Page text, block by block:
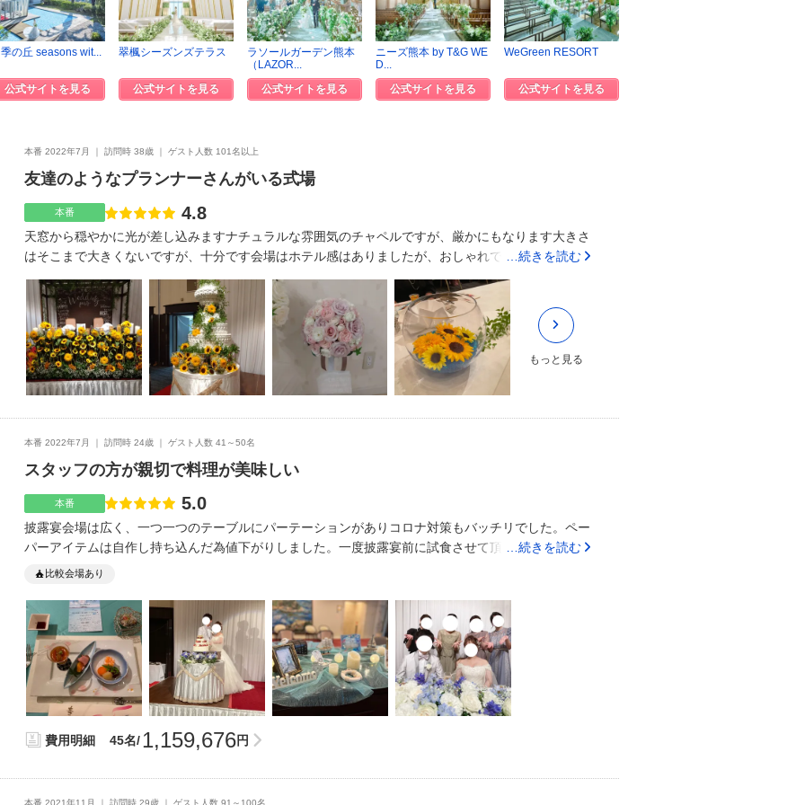
の丘 seasons wit...
公式サイトを見る
翠楓シーズンズテラス
公式サイトを見る
ラソールガーデン熊本
（LAZOR...
公式サイトを見る
ニーズ熊本 by T&G WE
D...
公式サイトを見る
WeGreen RESORT
公式サイトを見る
本番 2022年7月 訪問時 38歳 ゲスト人数 101名以上
友達のようなプランナーさんがいる式場
本番 点数
4.8
天窓から穏やかに光が差し込みますナチュラルな雰囲気のチャペルですが、厳かにもなります大きさ
はそこまで大きくないですが、十分です会場はホテル感はありましたが、おしゃれで可愛かったで
ッフェ、プチギフトは持ち込みました持ち込み料金無しですメニュー表はサービスで作っていただき
ました！メニューは和洋折衷コースで皆さん満足されたようですオリジナルカクテルも対応が多く、
バーテンダーさんもいらっしゃいました！県庁近くということもあり、充実していました周りには緑
が多く、落ち着きますスタッフさんは皆さん、優しく丁寧な対応をしていただいたので良かったです
色々と提案いただき、準備も不安なく進みましたとにかく親切丁寧な対応でした授乳中の友だちも別
室利用できたから良かったと言っていました節約できるところは節約しますが、地味にならない工夫
…続きを読む
もっと見る
本番 2022年7月 訪問時 24歳 ゲスト人数 41～50名
スタッフの方が親切で料理が美味しい
本番 点数
5.0
披露宴会場は広く、一つ一つのテーブルにパーテーションがありコロナ対策もバッチリでした。ペー
パーアイテムは自作し持ち込んだ為値下がりしました。一度披露宴前に試食させて頂きましたが、と
ても美味しかったです。両親や友達からも好評でした。会場がホテルということもあり、広い駐車場
した。ですが、lineで細かくやりとりをして頂けたのでとても安心できました。又、プランナーさん
がとても優しく、柔軟に対応して頂けました。ほとんどの持ち込み料が無料なのでおすすめです。
又、引き出物や、装花などいろいろなものにテルサ割引がつくため想像より安く済みます。プランナ
ーさんが優しいのでわからないことは細かく丁寧に教えてくださいます。県外に住んでいて地元熊本
で挙式したい方もlineで細かく打ち合わせができるためオススメです。
…続きを読む
比較会場あり
費用明細 45名/1,159,676円
本番 2021年11月 訪問時 29歳 ゲスト人数 91～100名